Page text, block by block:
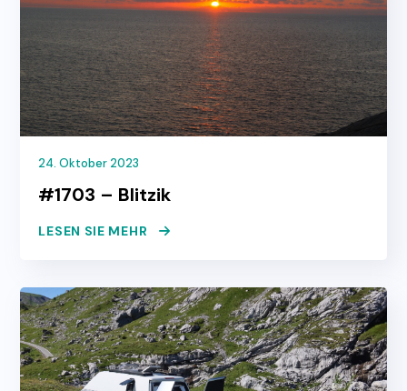
24. Oktober 2023
#1703 – Blitzik
LESEN SIE MEHR